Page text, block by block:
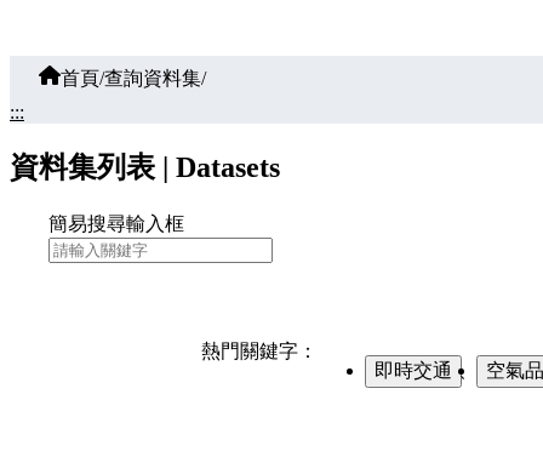
首頁/查詢資料集/
:::
資料集列表 | Datasets
簡易搜尋輸入框
熱門關鍵字：
即時交通 、 空氣